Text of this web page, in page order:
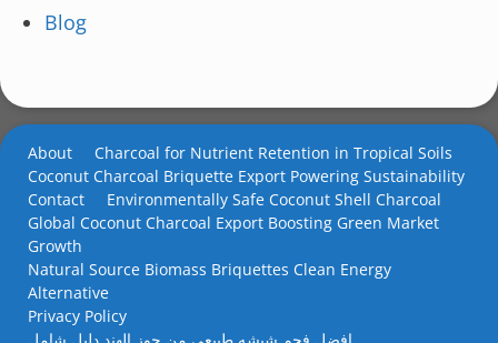
Blog
About
Charcoal for Nutrient Retention in Tropical Soils
Coconut Charcoal Briquette Export Powering Sustainability
Contact
Environmentally Safe Coconut Shell Charcoal
Global Coconut Charcoal Export Boosting Green Market
Growth
Natural Source Biomass Briquettes Clean Energy
Alternative
Privacy Policy